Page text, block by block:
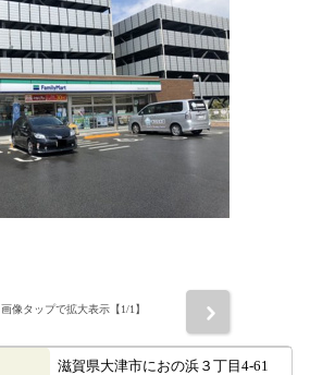
画像タップで拡大表示【1/1】
滋賀県大津市におの浜３丁目4-61